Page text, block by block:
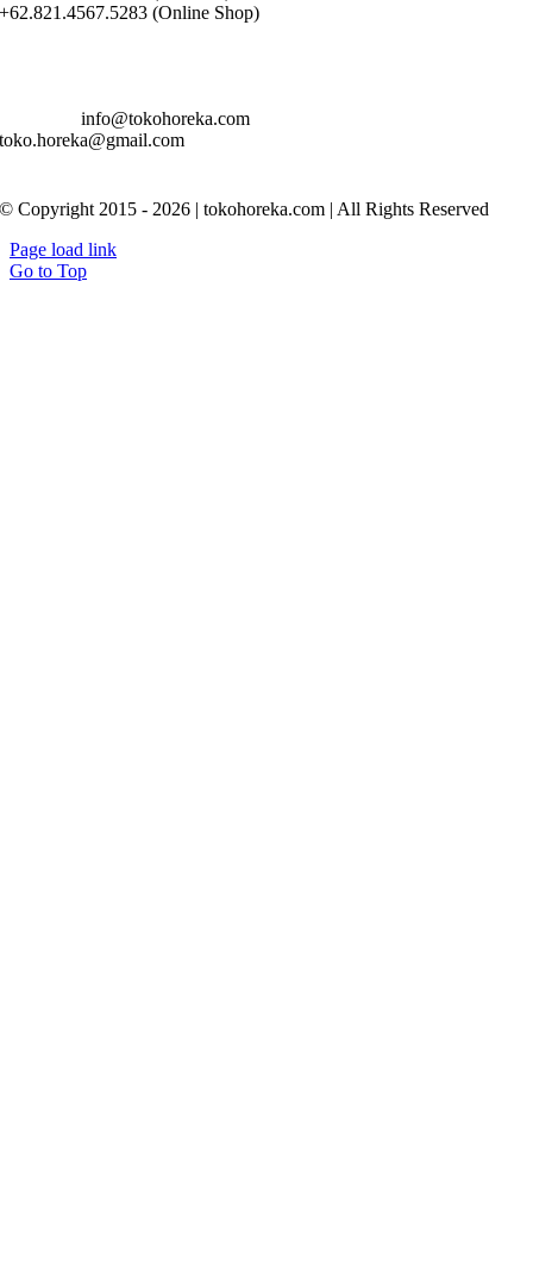
+62.821.4567.5283 (Online Shop)
info@tokohoreka.com
toko.horeka@gmail.com
© Copyright 2015 - 2026 | tokohoreka.com | All Rights Reserved
Page load link
Go to Top